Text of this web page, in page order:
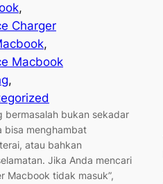
Charger
Macbook
bermasalah bukan sekadar
bisa menghambat
atau bahkan
Jika Anda mencari
Macbook tidak masuk”,